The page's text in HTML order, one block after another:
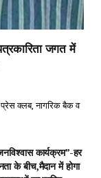
जगत में
प्रेस क्लब, नागरिक बैक व
कार्यक्रम”-हर
के बीच,मैदान में होगा